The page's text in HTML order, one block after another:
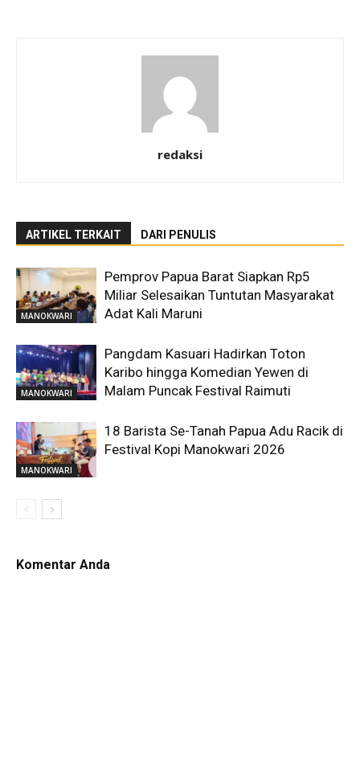
redaksi
ARTIKEL TERKAIT DARI PENULIS
MANOKWARI
Pemprov Papua Barat Siapkan Rp5
Miliar Selesaikan Tuntutan Masyarakat
Adat Kali Maruni
MANOKWARI
Pangdam Kasuari Hadirkan Toton
Karibo hingga Komedian Yewen di
Malam Puncak Festival Raimuti
MANOKWARI
18 Barista Se-Tanah Papua Adu Racik di
Festival Kopi Manokwari 2026
Komentar Anda